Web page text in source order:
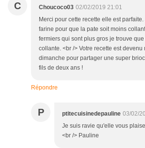
C Choucoco03 02/02/2019 21:01
Merci pour cette recette elle est
farine pour que la pate soit moins
fermiers qui sont plus gros je trouve
collante. <br /> Votre recette est devenu
dimanche pour partager une super
fils de deux ans !
Répondre
P ptitecuisinedepauline 03/02/
Je suis ravie qu'elle vous
<br /> Pauline